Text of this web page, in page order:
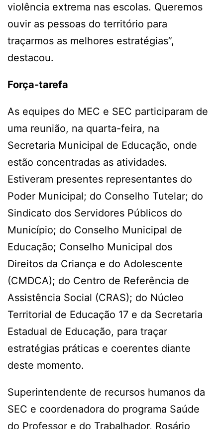
violência extrema nas escolas. Queremos
ouvir as pessoas do território para
traçarmos as melhores estratégias”,
destacou.
Força-tarefa
As equipes do MEC e SEC participaram de
uma reunião, na quarta-feira, na
Secretaria Municipal de Educação, onde
estão concentradas as atividades.
Estiveram presentes representantes do
Poder Municipal; do Conselho Tutelar; do
Sindicato dos Servidores Públicos do
Município; do Conselho Municipal de
Educação; Conselho Municipal dos
Direitos da Criança e do Adolescente
(CMDCA); do Centro de Referência de
Assistência Social (CRAS); do Núcleo
Territorial de Educação 17 e da Secretaria
Estadual de Educação, para traçar
estratégias práticas e coerentes diante
deste momento.
Superintendente de recursos humanos da
SEC e coordenadora do programa Saúde
do Professor e do Trabalhador, Rosário